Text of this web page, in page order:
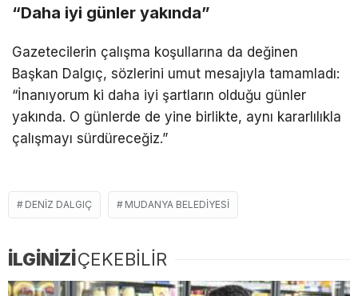
“Daha iyi günler yakında”
Gazetecilerin çalışma koşullarına da değinen
Başkan Dalgıç, sözlerini umut mesajıyla tamamladı:
“İnanıyorum ki daha iyi şartların olduğu günler
yakında. O günlerde de yine birlikte, aynı kararlılıkla
çalışmayı sürdüreceğiz.”
DENIZ DALGIÇ MUDANYA BELEDIYESI
İLGİNİZİÇEKEBİLİR